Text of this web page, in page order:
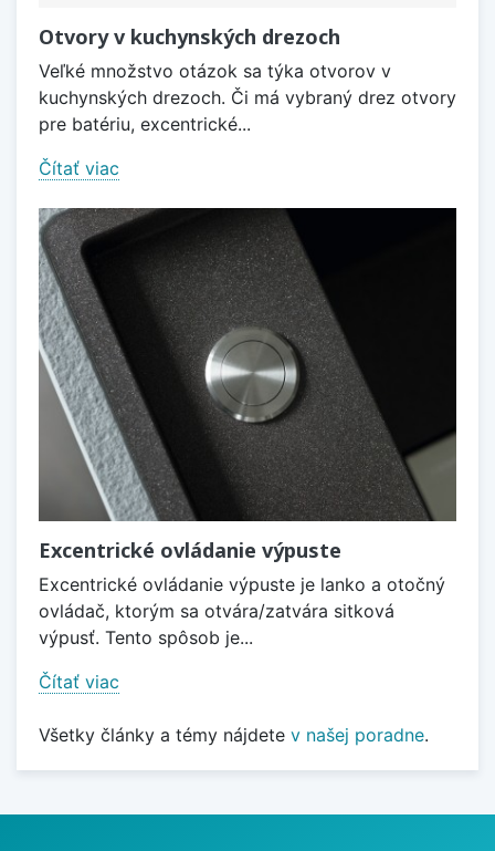
Otvory v kuchynských drezoch
Veľké množstvo otázok sa týka otvorov v
kuchynských drezoch. Či má vybraný drez otvory
pre batériu, excentrické...
Čítať viac
Excentrické ovládanie výpuste
Excentrické ovládanie výpuste je lanko a otočný
ovládač, ktorým sa otvára/zatvára sitková
výpusť. Tento spôsob je...
Čítať viac
Všetky články a témy nájdete v našej poradne.